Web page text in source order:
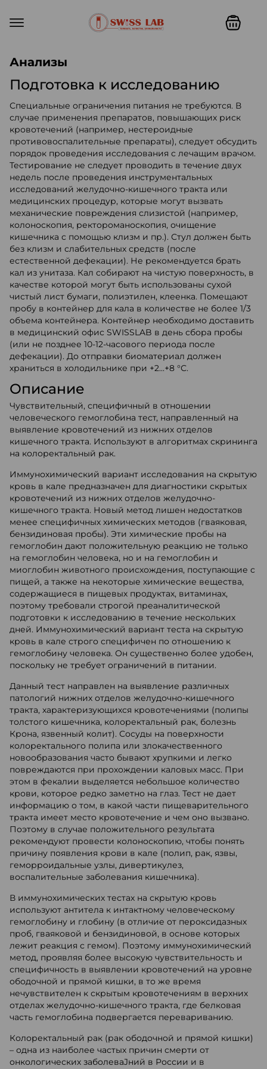
Анализы
Подготовка к исследованию
Специальные ограничения питания не требуются. В
случае применения препаратов, повышающих риск
кровотечений (например, нестероидные
противовоспалительные препараты), следует обсудить
порядок проведения исследования с лечащим врачом.
Тестирование не следует проводить в течение двух
недель после проведения инструментальных
исследований желудочно-кишечного тракта или
медицинских процедур, которые могут вызвать
механические повреждения слизистой (например,
колоноскопия, ректороманоскопия, очищение
кишечника с помощью клизм и пр.). Стул должен быть
без клизм и слабительных средств (после
естественной дефекации). Не рекомендуется брать
кал из унитаза. Кал собирают на чистую поверхность, в
качестве которой могут быть использованы сухой
чистый лист бумаги, полиэтилен, клеенка. Помещают
пробу в контейнер для кала в количестве не более 1/3
объема контейнера. Контейнер необходимо доставить
в медицинский офис SWISSLAB в день сбора пробы
(или не позднее 10-12-часового периода после
дефекации). До отправки биоматериал должен
храниться в холодильнике при +2...+8 °С.
Описание
Чувствительный, специфичный в отношении
человеческого гемоглобина тест, направленный на
выявление кровотечений из нижних отделов
кишечного тракта. Используют в алгоритмах скрининга
на колоректальный рак.
Иммунохимический вариант исследования на скрытую
кровь в кале предназначен для диагностики скрытых
кровотечений из нижних отделов желудочно-
кишечного тракта. Новый метод лишен недостатков
менее специфичных химических методов (гваяковая,
бензидиновая пробы). Эти химические пробы на
гемоглобин дают положительную реакцию не только
на гемоглобин человека, но и на гемоглобин и
миоглобин животного происхождения, поступающие с
пищей, а также на некоторые химические вещества,
содержащиеся в пищевых продуктах, витаминах,
поэтому требовали строгой преаналитической
подготовки к исследованию в течение нескольких
дней. Иммунохимический вариант теста на скрытую
кровь в кале строго специфичен по отношению к
гемоглобину человека. Он существенно более удобен,
поскольку не требует ограничений в питании.
Данный тест направлен на выявление различных
патологий нижних отделов желудочно-кишечного
тракта, характеризующихся кровотечениями (полипы
толстого кишечника, колоректальный рак, болезнь
Крона, язвенный колит). Сосуды на поверхности
колоректального полипа или злокачественного
новообразования часто бывают хрупкими и легко
повреждаются при прохождении каловых масс. При
этом в фекалии выделяется небольшое количество
крови, которое редко заметно на глаз. Тест не дает
информацию о том, в какой части пищеварительного
тракта имеет место кровотечение и чем оно вызвано.
Поэтому в случае положительного результата
рекомендуют провести колоноскопию, чтобы понять
причину появления крови в кале (полип, рак, язвы,
геморроидальные узлы, дивертикулез,
воспалительные заболевания кишечника).
В иммунохимических тестах на скрытую кровь
используют антитела к интактному человеческому
гемоглобину и глобину (в отличие от пероксидазных
проб, гваяковой и бензидиновой, в основе которых
лежит реакция с гемом). Поэтому иммунохимический
метод, проявляя более высокую чувствительность и
специфичность в выявлении кровотечений на уровне
ободочной и прямой кишки, в то же время
нечувствителен к скрытым кровотечениям в верхних
отделах желудочно-кишечного тракта, где белковая
часть гемоглобина подвергается перевариванию.
Колоректальный рак (рак ободочной и прямой кишки)
– одна из наиболее частых причин смерти от
онкологических заболеваJний в России и в